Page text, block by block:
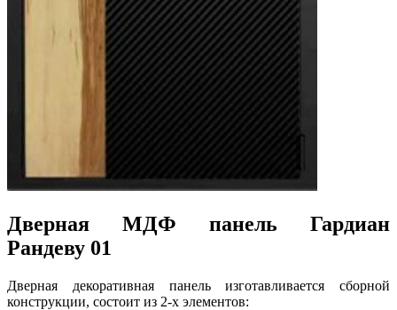
Дверная МДФ панель Гардиан
Рандеву 01
Дверная декоративная панель изготавливается сборной
конструкции, состоит из 2-х элементов: